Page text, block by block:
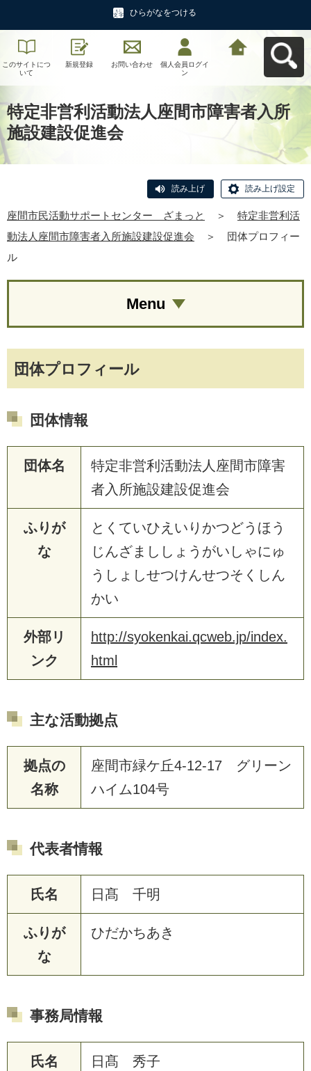
ひらがなをつける
このサイトにつ
いて
新規登録 お問い合わせ
個人会員ログイ
ン
特定非営利活動法人座間市障害者入所
施設建設促進会
読み上げ 読み上げ設定
座間市民活動サポートセンター ざまっと ＞
特定非営利活
動法人座間市障害者入所施設建設促進会
＞
団体プロフィー
ル
団体プロフィール
団体情報
団体名
特定非営利活動法人座間市障害
者入所施設建設促進会
ふりが
な
とくていひえいりかつどうほう
じんざまししょうがいしゃにゅ
うしょしせつけんせつそくしん
かい
外部リ
ンク
http://syokenkai.qcweb.jp/index.
html
主な活動拠点
拠点の
名称
座間市緑ケ丘4-12-17 グリーン
ハイム104号
代表者情報
氏名 日髙 千明
ふりが
な
ひだかちあき
事務局情報
氏名 日髙 秀子
Menu